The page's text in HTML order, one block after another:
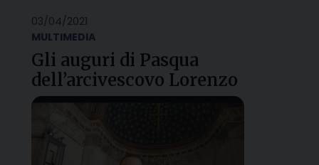
03/04/2021
MULTIMEDIA
Gli auguri di Pasqua
dell’arcivescovo Lorenzo